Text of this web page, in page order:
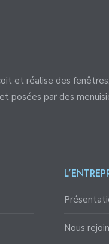
et réalise des fenêtres,
posées par des
Nous